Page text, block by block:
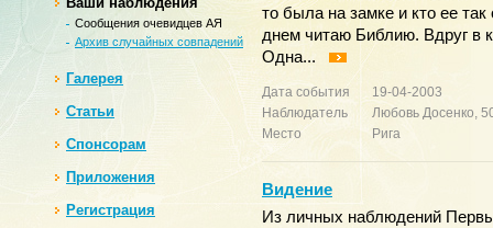
Сообщения очевидцев АЯ
Архив случайных совпадений
Галерея
Статьи
Спонсорам
Приложения
Регистрация
то была на замке и кто ее
днем читаю Библию. Вдруг в
Одна...
Дата события
19-04-2003
Наблюдатель
Любовь Досенко,
Место
Рига
Видение
Из личных наблюдений